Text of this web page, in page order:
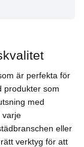
är perfekta för
produkter som
med
varje
eller
verktyg för att